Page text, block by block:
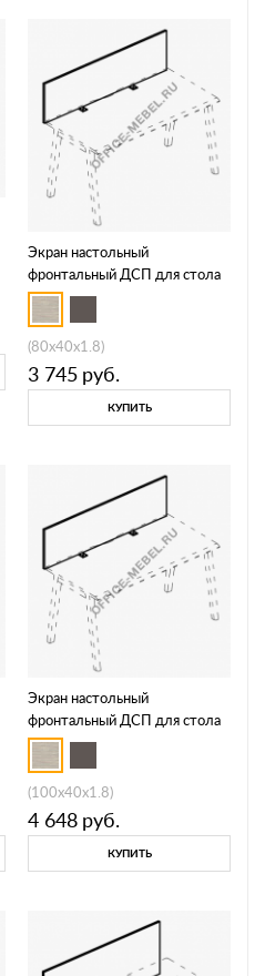
Экран настольный
фронтальный ДСП для стола
80 МР Б 811
(80x40x1.8)
3 745 руб.
КУПИТЬ
Экран настольный
фронтальный ДСП для стола
120 МР Б 813
(100x40x1.8)
4 648 руб.
КУПИТЬ